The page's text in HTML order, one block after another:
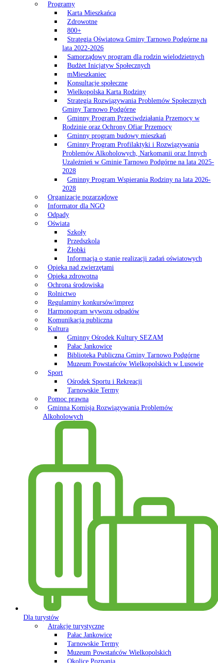
Programy
Karta Mieszkańca
Zdrowotne
800+
Strategia Oświatowa Gminy Tarnowo Podgórne na
lata 2022-2026
Samorządowy program dla rodzin wielodzietnych
Budżet Inicjatyw Społecznych
mMieszkaniec
Konsultacje społeczne
Wielkopolska Karta Rodziny
Strategia Rozwiązywania Problemów Społecznych
Gminy Tarnowo Podgórne
Gminny Program Przeciwdziałania Przemocy w
Rodzinie oraz Ochrony Ofiar Przemocy
Gminny program budowy mieszkań
Gminny Program Profilaktyki i Rozwiązywania
Problemów Alkoholowych, Narkomanii oraz Innych
Uzależnień w Gminie Tarnowo Podgórne na lata 2025-
2028
Gminny Program Wspierania Rodziny na lata 2026-
2028
Organizacje pozarządowe
Informator dla NGO
Odpady
Oświata
Szkoły
Przedszkola
Żłobki
Informacja o stanie realizacji zadań oświatowych
Opieka nad zwierzętami
Opieka zdrowotna
Ochrona środowiska
Rolnictwo
Regulaminy konkursów/imprez
Harmonogram wywozu odpadów
Komunikacja publiczna
Kultura
Gminny Ośrodek Kultury SEZAM
Pałac Jankowice
Biblioteka Publiczna Gminy Tarnowo Podgórne
Muzeum Powstańców Wielkopolskich w Lusowie
Sport
Ośrodek Sportu i Rekreacji
Tarnowskie Termy
Pomoc prawna
Gminna Komisja Rozwiązywania Problemów
Alkoholowych
Dla turystów
Atrakcje turystyczne
Pałac Jankowice
Tarnowskie Termy
Muzeum Powstańców Wielkopolskich
Okolice Poznania